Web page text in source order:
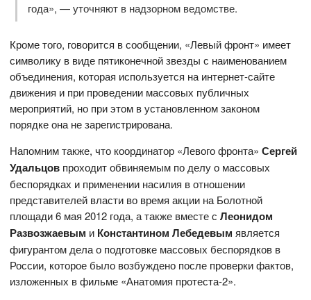
года», — уточняют в надзорном ведомстве.
Кроме того, говорится в сообщении, «Левый фронт» имеет
символику в виде пятиконечной звезды с наименованием
объединения, которая используется на интернет-сайте
движения и при проведении массовых публичных
мероприятий, но при этом в установленном законом
порядке она не зарегистрирована.
Напомним также, что координатор «Левого фронта»Сергей
Удальцов проходит обвиняемым по делу о массовых
беспорядках и применении насилия в отношении
представителей власти во время акции на Болотной
площади 6 мая 2012 года, а также вместе сЛеонидом
Развозжаевым и Константином Лебедевым является
фигурантом дела о подготовке массовых беспорядков в
России, которое было возбуждено после проверки фактов,
изложенных в фильме «Анатомия протеста-2».